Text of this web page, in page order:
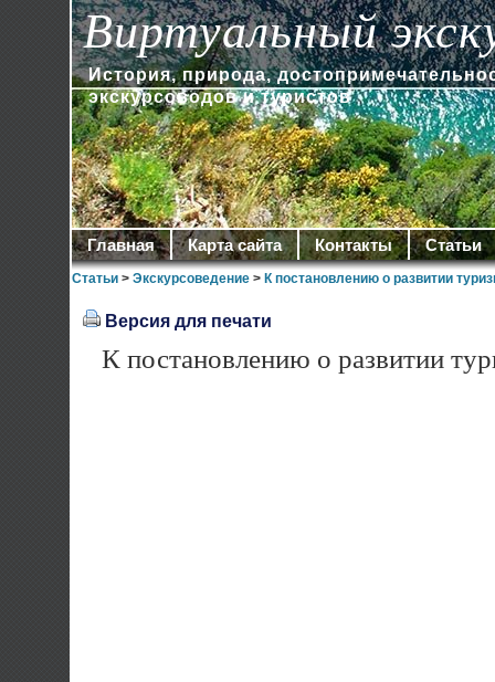
Виртуальный
История, природа,
экскурсоводов и туристов
Главная Карта сайта Контакты Статьи
Статьи > Экскурсоведение > К постановлению о развитии
Версия для печати
К постановлению о развитии